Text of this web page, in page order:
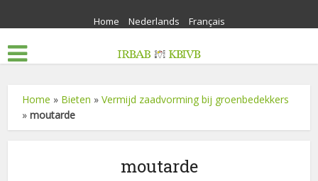
Home Nederlands Français
Home » Bieten »Vermijd zaadvorming bij groenbedekkers
»moutarde
moutarde